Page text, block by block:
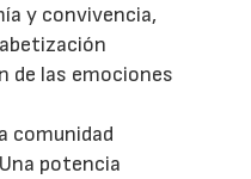
y convivencia,
de las emociones
comunidad
potencia